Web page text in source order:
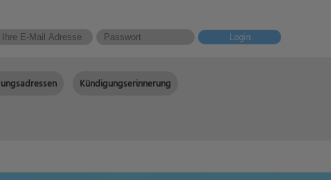
Login
Kündigungserinnerung